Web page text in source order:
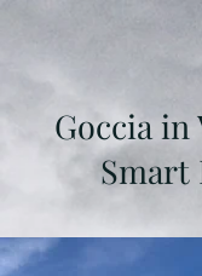
Goccia in
Smart